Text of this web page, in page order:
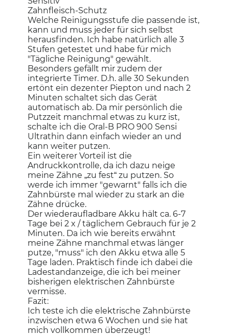
Zahnfleisch-Schutz
Welche Reinigungsstufe die passende ist,
kann und muss jeder für sich selbst
herausfinden. Ich habe natürlich alle 3
Stufen getestet und habe für mich
"Tägliche Reinigung" gewählt.
Besonders gefällt mir zudem der
integrierte Timer. D.h. alle 30 Sekunden
ertönt ein dezenter Piepton und nach 2
Minuten schaltet sich das Gerät
automatisch ab. Da mir persönlich die
Putzzeit manchmal etwas zu kurz ist,
schalte ich die Oral-B PRO 900 Sensi
Ultrathin dann einfach wieder an und
kann weiter putzen.
Ein weiterer Vorteil ist die
Andruckkontrolle, da ich dazu neige
meine Zähne „zu fest“ zu putzen. So
werde ich immer "gewarnt" falls ich die
Zahnbürste mal wieder zu stark an die
Zähne drücke.
Der wiederaufladbare Akku hält ca. 6-7
Tage bei 2 x / täglichem Gebrauch für je 2
Minuten. Da ich wie bereits erwähnt
meine Zähne manchmal etwas länger
putze, "muss" ich den Akku etwa alle 5
Tage laden. Praktisch finde ich dabei die
Ladestandanzeige, die ich bei meiner
bisherigen elektrischen Zahnbürste
vermisse.
Fazit:
Ich teste ich die elektrische Zahnbürste
inzwischen etwa 6 Wochen und sie hat
mich vollkommen überzeugt!